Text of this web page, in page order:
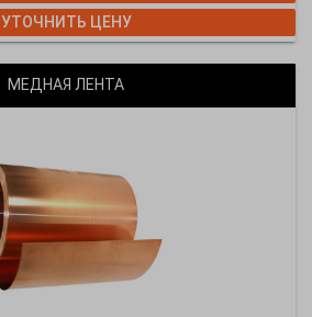
УТОЧНИТЬ ЦЕНУ
МЕДНАЯ ЛЕНТА